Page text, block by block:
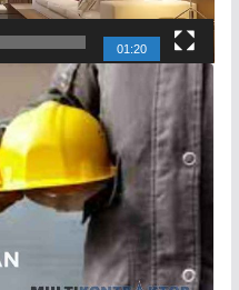
01:20